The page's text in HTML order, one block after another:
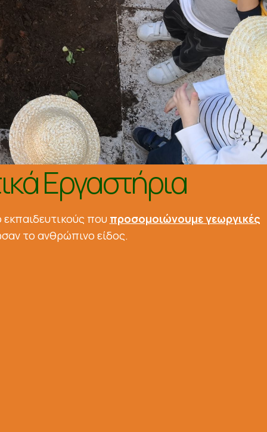
Εργαστήρια
που προσομοιώνουμε γεωργικές
το ανθρώπινο είδος.